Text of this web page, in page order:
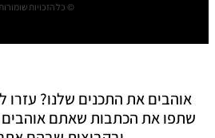
© כל הזכויות
אוהבים את התכנים שלנו? עזרו
שתפו את הכתבות שאתם